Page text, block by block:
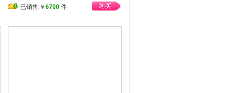
已销售:￥ 6700 件